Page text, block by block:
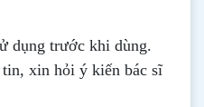
dụng trước khi dùng.
tin, xin hỏi ý kiến bác sĩ